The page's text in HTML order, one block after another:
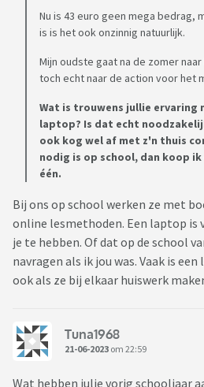
Nu is 43 euro geen mega bedrag,
is is het ook onzinnig natuurlijk.
Mijn oudste gaat na de zomer
toch echt naar de action voor het
Wat is trouwens jullie ervaring
laptop? Is dat echt
ook kog wel af met z'n thuis
nodig is op school, dan koop
één.
Bij ons op school werken ze met
online lesmethoden. Een laptop is
je te hebben. Of dat op de school
navragen als ik jou was. Vaak is
ook als ze bij elkaar huiswerk
Tuna1968
21-06-2023 om 22:59
Wat hebben julie vorig schooljaar